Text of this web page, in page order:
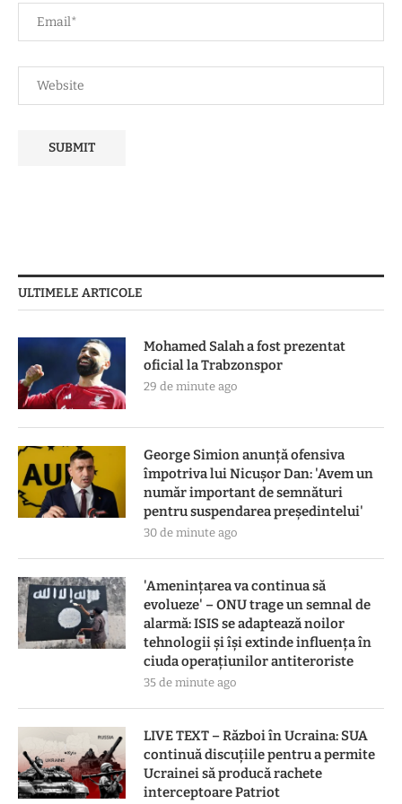
ULTIMELE ARTICOLE
Mohamed Salah a fost prezentat
oficial la Trabzonspor
29 de minute ago
George Simion anunță ofensiva
împotriva lui Nicușor Dan: 'Avem un
număr important de semnături
pentru suspendarea președintelui'
30 de minute ago
'Amenințarea va continua să
evolueze' – ONU trage un semnal de
alarmă: ISIS se adaptează noilor
tehnologii și își extinde influența în
ciuda operațiunilor antiteroriste
35 de minute ago
LIVE TEXT – Război în Ucraina: SUA
continuă discuțiile pentru a permite
Ucrainei să producă rachete
interceptoare Patriot